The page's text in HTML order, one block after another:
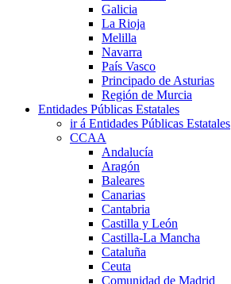
Galicia
La Rioja
Melilla
Navarra
País Vasco
Principado de Asturias
Región de Murcia
Entidades Públicas Estatales
ir á Entidades Públicas Estatales
CCAA
Andalucía
Aragón
Baleares
Canarias
Cantabria
Castilla y León
Castilla-La Mancha
Cataluña
Ceuta
Comunidad de Madrid